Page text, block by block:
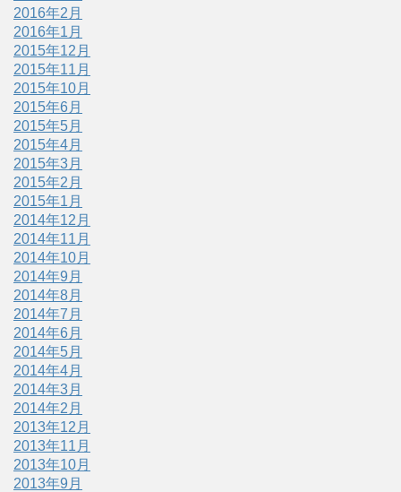
2016年2月
2016年1月
2015年12月
2015年11月
2015年10月
2015年6月
2015年5月
2015年4月
2015年3月
2015年2月
2015年1月
2014年12月
2014年11月
2014年10月
2014年9月
2014年8月
2014年7月
2014年6月
2014年5月
2014年4月
2014年3月
2014年2月
2013年12月
2013年11月
2013年10月
2013年9月